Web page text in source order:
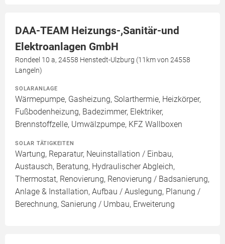
DAA-TEAM Heizungs-,Sanitär-und
Elektroanlagen GmbH
Rondeel 10 a, 24558 Henstedt-Ulzburg (11km von 24558
Langeln)
SOLARANLAGE
Wärmepumpe, Gasheizung, Solarthermie, Heizkörper,
Fußbodenheizung, Badezimmer, Elektriker,
Brennstoffzelle, Umwälzpumpe, KFZ Wallboxen
SOLAR TÄTIGKEITEN
Wartung, Reparatur, Neuinstallation / Einbau,
Austausch, Beratung, Hydraulischer Abgleich,
Thermostat, Renovierung, Renovierung / Badsanierung,
Anlage & Installation, Aufbau / Auslegung, Planung /
Berechnung, Sanierung / Umbau, Erweiterung